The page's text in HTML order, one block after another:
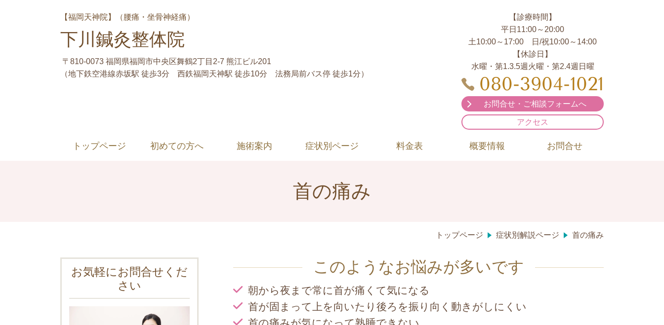
【福岡天神院】（腰痛・坐骨神経痛）
下川鍼灸整体院
〒810-0073 福岡県福岡市中央区舞鶴2丁目2-7 熊江ビル201
（地下鉄空港線赤坂駅 徒歩3分 西鉄福岡天神駅 徒歩10分 法務局前バス停 徒歩1分）
【診療時間】
平日11:00～20:00
土10:00～17:00 日/祝10:00～14:00
【休診日】
水曜・第1.3.5週火曜・第2.4週日曜
080-3904-1021
お問合せ・ご相談フォームへ
アクセス
トップページ 初めての方へ 施術案内 症状別ページ 料金表 概要情報 お問合せ
首の痛み
トップページ 症状別解説ページ 首の痛み
このようなお悩みが多いです
朝から夜まで常に首が痛くて気になる
首が固まって上を向いたり後ろを振り向く動きがしにくい
お気軽にお問合せくだ
さい